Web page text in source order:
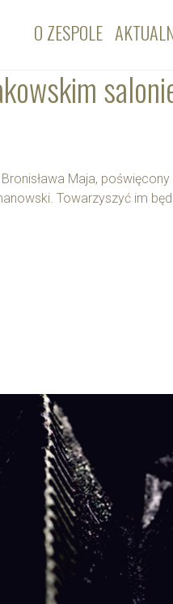
O ZESPOLE
Maja,
Towarzyszyć im